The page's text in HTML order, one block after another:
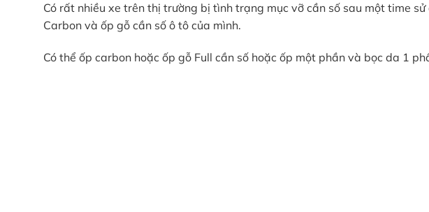
Có rất nhiều xe trên thị trường bị tình trạng mục vỡ cần số sau một time
Carbon và ốp gỗ cần số ô tô của mình.
Có thể ốp carbon hoặc ốp gỗ Full cần số hoặc ốp một phần và bọc da 1